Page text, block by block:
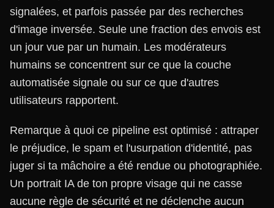
signalées, et parfois passée par des recherches
d'image inversée. Seule une fraction des envois est
un jour vue par un humain. Les modérateurs
humains se concentrent sur ce que la couche
automatisée signale ou sur ce que d'autres
utilisateurs rapportent.
Remarque à quoi ce pipeline est optimisé : attraper
le préjudice, le spam et l'usurpation d'identité, pas
juger si ta mâchoire a été rendue ou photographiée.
Un portrait IA de ton propre visage qui ne casse
aucune règle de sécurité et ne déclenche aucun